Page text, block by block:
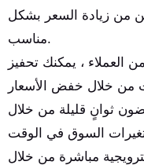
من زيادة السعر بشكل
مناسب.
العملاء ، يمكنك تحفيز
ثوانٍ قليلة من خلال
السوق في الوقت
مباشرة من خلال